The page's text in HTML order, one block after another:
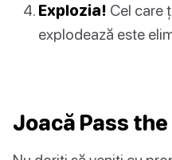
Explozia! Cel care
explodează este
Joacă Pass